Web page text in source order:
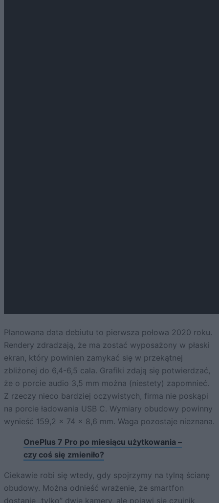
Planowana data debiutu to pierwsza połowa 2020 roku.
Rendery zdradzają, że ma zostać wyposażony w płaski
ekran, który powinien zamykać się w przekątnej
zbliżonej do 6,4-6,5 cala. Grafiki zdają się potwierdzać,
że o porcie audio 3,5 mm można (niestety) zapomnieć.
Z rzeczy nieco bardziej oczywistych, firma nie poskąpi
na porcie ładowania USB C. Wymiary obudowy powinny
wynieść 159,2 x 74 x 8,6 mm. Waga pozostaje nieznana.
OnePlus 7 Pro po miesiącu użytkowania –
czy coś się zmieniło?
Ciekawie robi się wtedy, gdy spojrzymy na tylną ścianę
obudowy. Można odnieść wrażenie, że smartfon
dostanie „tylko” dwie kamery, ale pojawi się czujnik